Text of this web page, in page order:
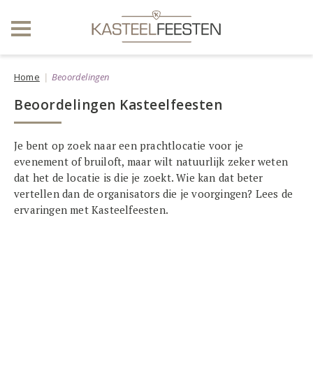
Home Beoordelingen
Beoordelingen Kasteelfeesten
Je bent op zoek naar een prachtlocatie voor je
evenement of bruiloft, maar wilt natuurlijk zeker weten
dat het de locatie is die je zoekt. Wie kan dat beter
vertellen dan de organisators die je voorgingen? Lees de
ervaringen met Kasteelfeesten.